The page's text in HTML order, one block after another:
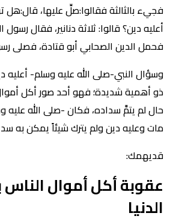
فجيء بالثالثة فقالوا:صلِّ عليها، قال:هل
أعليه دين؟ قالوا: ثلاثة دنانير، فقال
فحمل الدين الصحابي أبو قتادة، فصلى
وسؤال النبي-صلى الله عليه وسلم- أعليه
ذو أهمية شديدة؛ فهو أحد صور أكل
حال لم يتمَّ سداده، فكان -صلى الله عليه
مات وعليه دين ولم يترك شيئاً يمكن به
قديهمك:
عقوبة أكل أموال الناس
الدنيا